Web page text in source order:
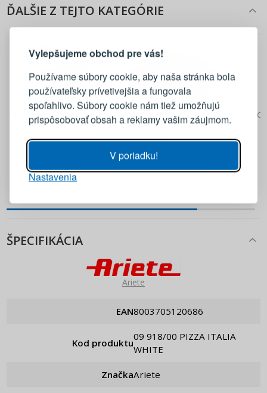
Vylepšujeme obchod pre vás!
Používame súbory cookie, aby naša stránka bola
používateľsky prívetivejšia a fungovala
spoľahlivo. Súbory cookie nám tiež umožňujú
prispôsobovať obsah a reklamy vašim záujmom.
V poriadku!
Nastavenia
ĎALŠIE Z TEJTO KATEGÓRIE
92,82 €
ARIETE Pizza Italia 09 917/00
1200 W - rúra na pizzu
PRIDAŤ DO KOŠÍKA
92,82 €
ARIETE Pizza Party da
Gennaro 909 1200 W - rúra
na pizzu
ŠPECIFIKÁCIA
Ariete
EAN 8003705120686
Kod produktu
09 918/00 PIZZA ITALIA
WHITE
Značka Ariete
PRIHLÁSENIE
Prihláste sa k svojmu účtu
E-mail
PRIHLÁSIŤ SA
Pripomenutie hesla